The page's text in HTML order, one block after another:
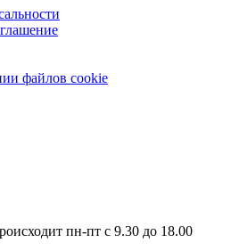
файлов cookie
пн-пт с 9.30 до 18.00